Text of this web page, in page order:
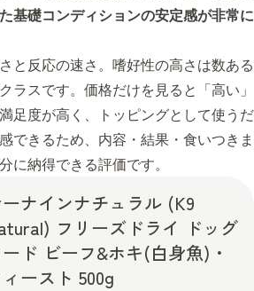
基礎コンディションの安定感が非常に
と反応の速さ。嗜好性の高さは数ある
ラスです。価格だけを見ると「高い」
足度が高く、トッピングとして使うだ
できるため、内容・結果・食いつきま
に納得できる評価です。
ナインナチュラル (K9
フリーズドライ ドッグ
ード ビーフ&ホキ(白身魚)・
ースト 500g